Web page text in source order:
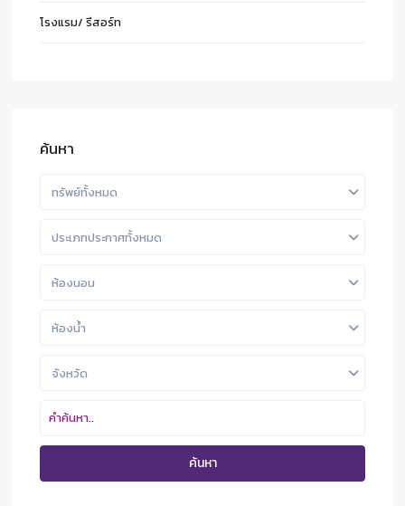
โรงแรม/ รีสอร์ท
ค้นหา
ทรัพย์ทั้งหมด
ประเภทประกาศทั้งหมด
ห้องนอน
ห้องน้ำ
จังหวัด
ค้นหา